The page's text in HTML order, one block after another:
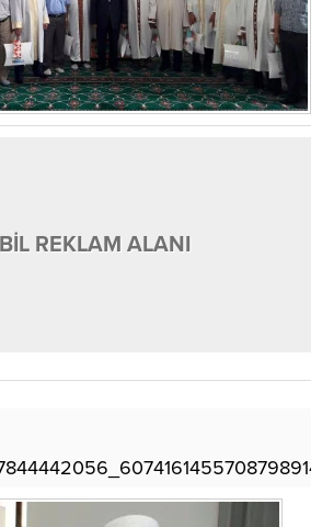
REKLAM ALANI